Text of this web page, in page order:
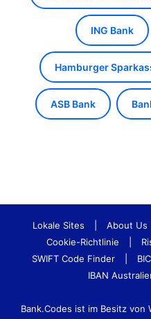
ING Bank
Hamburger
ASB Bank
Lokale Sites About Us
Cookie-Richtlinie
SWIFT Code Finder
IBAN
Bank.Codes ist im Besitz von